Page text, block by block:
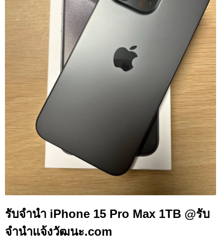
รับจำนำ iPhone 15 Pro Max 1TB @รับ
จำนำแจ้งวัฒนะ.com